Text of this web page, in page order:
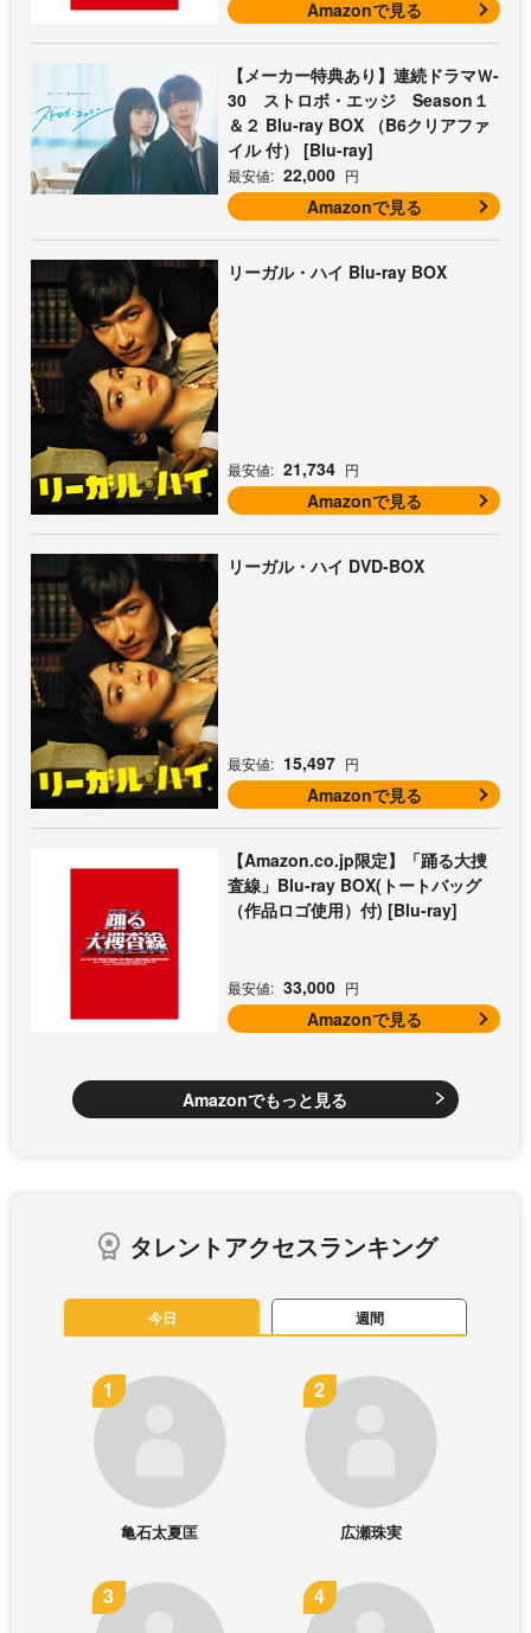
Amazonで見る
【メーカー特典あり】連続ドラマＷ-
30 ストロボ・エッジ Season１
＆２ Blu-ray BOX （B6クリアファ
イル 付） [Blu-ray]
最安値: 22,000 円
Amazonで見る
リーガル・ハイ Blu-ray BOX
最安値: 21,734 円
Amazonで見る
リーガル・ハイ DVD-BOX
最安値: 15,497 円
Amazonで見る
【Amazon.co.jp限定】「踊る大捜
査線」Blu-ray BOX(トートバッグ
（作品ロゴ使用）付) [Blu-ray]
最安値: 33,000 円
Amazonで見る
Amazonでもっと見る
タレントアクセスランキング
今日 週間
亀石太夏匡 広瀬珠実